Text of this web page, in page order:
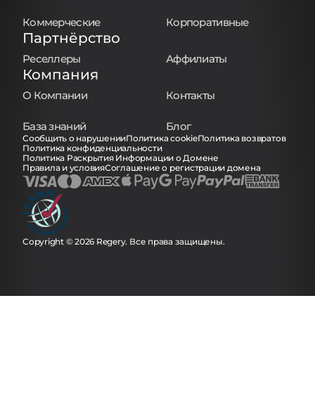
Коммерческие Корпоративные
Партнёрство
Реселлеры Аффилиаты
Компания
О Компании Контакты
База знаний Блог
Сообщить о нарушенииПолитика cookieПолитика возвратов
Политика конфиденциальности
Политика Раскрытия Информации о Домене
Правила и условияСоглашение о регистрации домена
Copyright © 2026 Regery. Все права защищены.